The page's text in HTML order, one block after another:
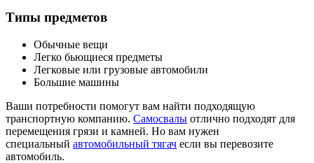
Типы предметов
Обычные вещи
Легко бьющиеся предметы
Легковые или грузовые автомобили
Большие машины
Ваши потребности помогут вам найти подходящую
транспортную компанию. Самосвалы отлично подходят для
перемещения грязи и камней. Но вам нужен
специальный автомобильный тягач если вы перевозите
автомобиль.